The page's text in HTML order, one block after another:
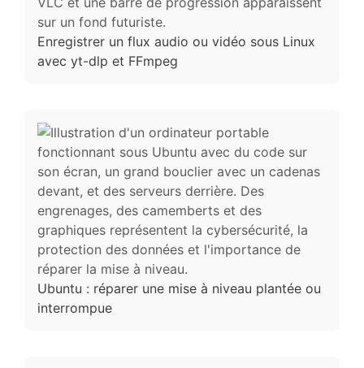
Enregistrer un flux audio ou vidéo sous Linux
avec yt-dlp et FFmpeg
Ubuntu : réparer une mise à niveau plantée ou
interrompue